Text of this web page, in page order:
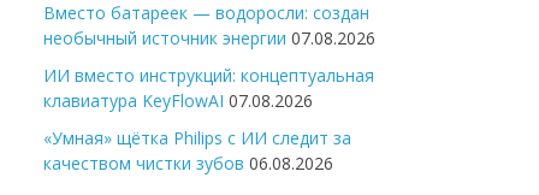
Вместо батареек — водоросли: создан
необычный источник энергии 07.08.2026
ИИ вместо инструкций: концептуальная
клавиатура KeyFlowAI 07.08.2026
«Умная» щётка Philips с ИИ следит за
качеством чистки зубов 06.08.2026